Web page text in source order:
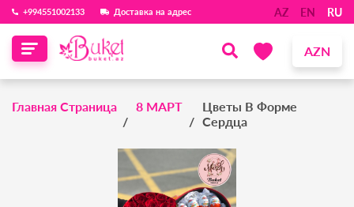
‪+994551002133‬ Доставка на адрес AZ EN RU
AZN
Главная Страница 8 МАРТ
Цветы В Форме
Сердца